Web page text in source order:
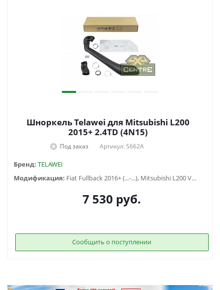
Шноркель Telawei для Mitsubishi L200
2015+ 2.4TD (4N15)
Под заказ Артикул: S662A
Бренд: TELAWEI
Модификация:
Fiat Fullback 2016+ (...-...), Mitsubishi L200 V (2015-2019)
7 530 руб.
Сообщить о поступлении